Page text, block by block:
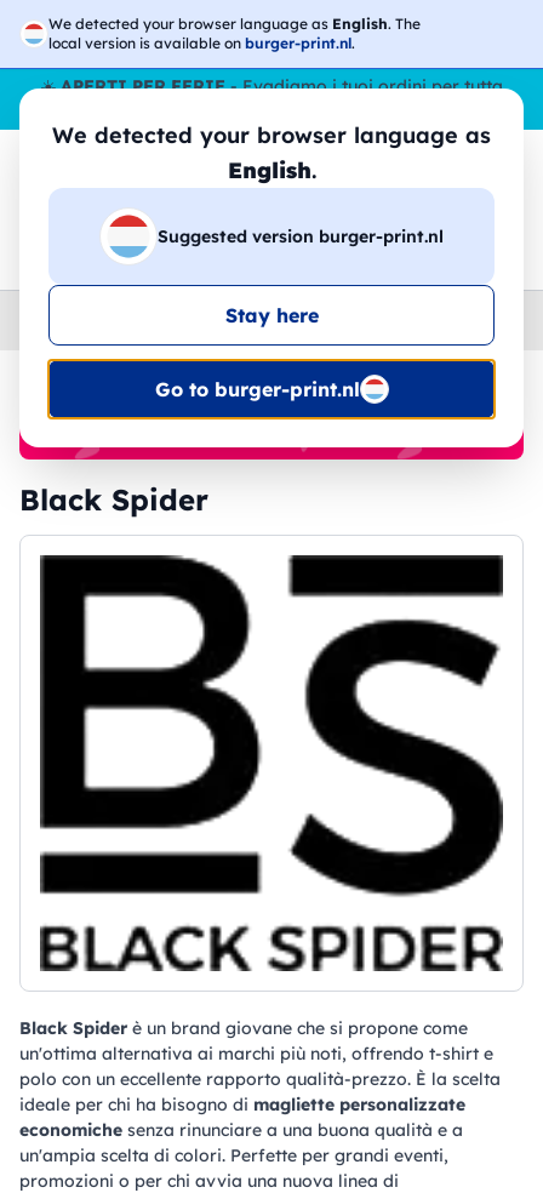
We detected your browser language as English. The
local version is available on burger-print.nl.
We detected your browser language as
English.
Suggested version burger-print.nl
Stay here
Go to burger-print.nl
☀️APERTI PER FERIE- Evadiamo i tuoi ordini per tutta
🔎 Cerca tra i prodotti
Black Spider
🔥 -30% Stampa DTF
Black Spider
Black Spider è un brand giovane che si propone come
un'ottima alternativa ai marchi più noti, offrendo t-shirt e
polo con un eccellente rapporto qualità-prezzo. È la scelta
ideale per chi ha bisogno di magliette personalizzate
economiche senza rinunciare a una buona qualità e a
un'ampia scelta di colori. Perfette per grandi eventi,
promozioni o per chi avvia una nuova linea di